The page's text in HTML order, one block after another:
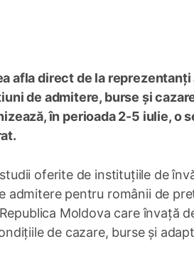
afla direct de la
de admitere, burse și
în perioada 2-5 iulie, o
oferite de instituțiile de
admitere pentru românii de
Moldova care învață
de cazare, burse și